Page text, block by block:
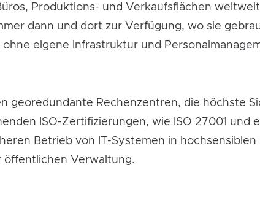
Produktions- und Verkaufsflächen
dann und dort zur Verfügung, wo sie
eigene Infrastruktur und
georedundante Rechenzentren, die höchste
ISO-Zertifizierungen, wie ISO 27001 und
Betrieb von IT-Systemen in
öffentlichen Verwaltung.